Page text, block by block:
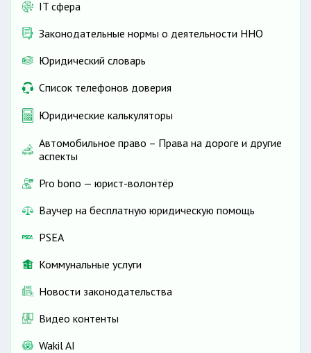
IT сфера
Законодательные нормы о деятельности ННО
Юридический словарь
Список телефонов доверия
Юридические калькуляторы
Автомобильное право – Права на дороге и другие
аспекты
Pro bono — юрист-волонтёр
Ваучер на бесплатную юридическую помощь
PSEA
Коммунальные услуги
Новости законодательства
Видео контенты
Wakil AI